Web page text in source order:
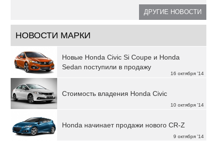
ДРУГИЕ НОВОСТИ
НОВОСТИ МАРКИ
16 октября '14
Новые Honda Civic Si Coupe и Honda
Sedan поступили в продажу
10 октября '14
Стоимость владения Honda Civic
9 октября '14
Honda начинает продажи нового CR-Z